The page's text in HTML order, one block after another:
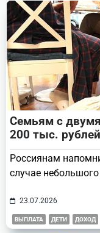
Семьям с
200 тыс. рублей
Россиянам
случае
23.07.2026
ВЫПЛАТА ДЕТИ ДОХОД